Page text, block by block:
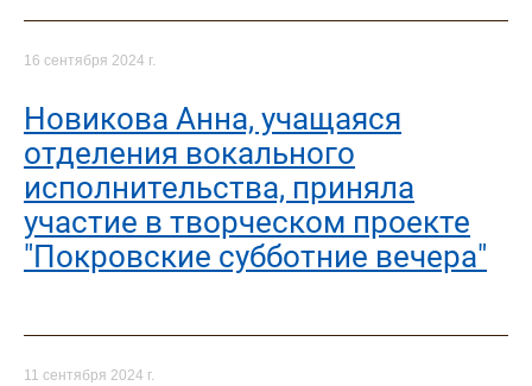
16 сентября 2024 г.
Новикова Анна, учащаяся
отделения вокального
исполнительства, приняла
участие в творческом проекте
"Покровские субботние вечера"
11 сентября 2024 г.